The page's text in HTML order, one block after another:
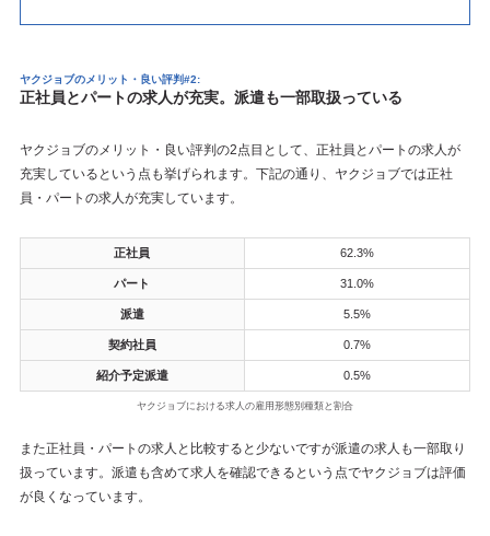
ヤクジョブのメリット・良い評判#2:
正社員とパートの求人が充実。派遣も一部取扱っている
ヤクジョブのメリット・良い評判の2点目として、正社員とパートの求人が
充実しているという点も挙げられます。下記の通り、ヤクジョブでは正社
員・パートの求人が充実しています。
正社員 62.3%
パート 31.0%
派遣 5.5%
契約社員 0.7%
紹介予定派遣 0.5%
ヤクジョブにおける求人の雇用形態別種類と割合
また正社員・パートの求人と比較すると少ないですが派遣の求人も一部取り
扱っています。派遣も含めて求人を確認できるという点でヤクジョブは評価
が良くなっています。